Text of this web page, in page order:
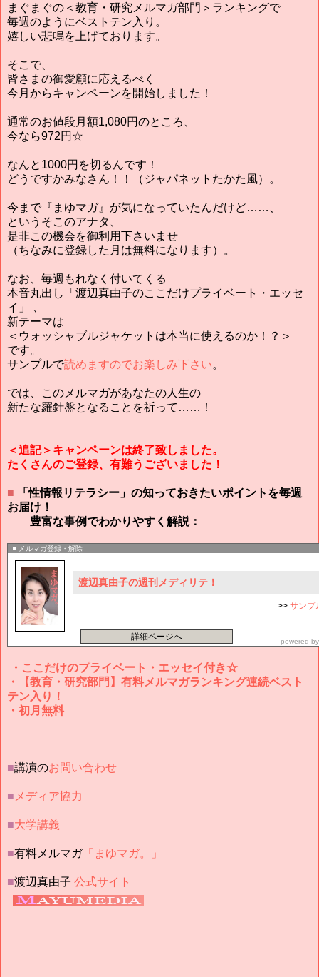
まぐまぐの＜教育・研究メルマガ部門＞ランキングで
毎週のようにベストテン入り。
嬉しい悲鳴を上げております。
そこで、
皆さまの御愛顧に応えるべく
今月からキャンペーンを開始しました！
通常のお値段月額1,080円のところ、
今なら972円☆
なんと1000円を切るんです！
どうですかみなさん！！（ジャパネットたかた風）。
今まで『まゆマガ』が気になっていたんだけど……、
というそこのアナタ、
是非この機会を御利用下さいませ
（ちなみに登録した月は無料になります）。
なお、毎週もれなく付いてくる
本音丸出し「渡辺真由子のここだけプライベート・エッセ
イ」 、
新テーマは
＜ウォッシャブルジャケットは本当に使えるのか！？＞
です。
サンプルで読めますのでお楽しみ下さい。
では、このメルマガがあなたの人生の
新たな羅針盤となることを祈って……！
＜追記＞キャンペーンは終了致しました。
たくさんのご登録、有難うございました！
■ 「性情報リテラシー」の知っておきたいポイントを毎週
お届け！
豊富な事例でわかりやすく解説：
メルマガ登録・解除
渡辺真由子の週刊メディリテ！
>> サンプ
詳細ページへ powered
・ここだけのプライベート・エッセイ付き☆
・【教育・研究部門】有料メルマガランキング連続ベスト
テン入り！
・初月無料
■講演のお問い合わせ
■ メディア協力
■大学講義
■有料メルマガ「まゆマガ。」
■渡辺真由子 公式サイト